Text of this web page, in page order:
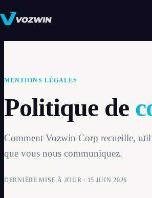
MENTIONS LÉGALES
Politique de
Comment Vozwin Corp recueille,
que vous nous communiquez.
DERNIÈRE MISE À JOUR : 15 JUIN 2026